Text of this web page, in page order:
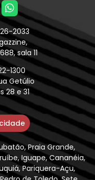
2033
sala 11
1300
Getúlio
28 e 31
Praia Grande,
Iguape, Cananéia,
Pariquera-Açu,